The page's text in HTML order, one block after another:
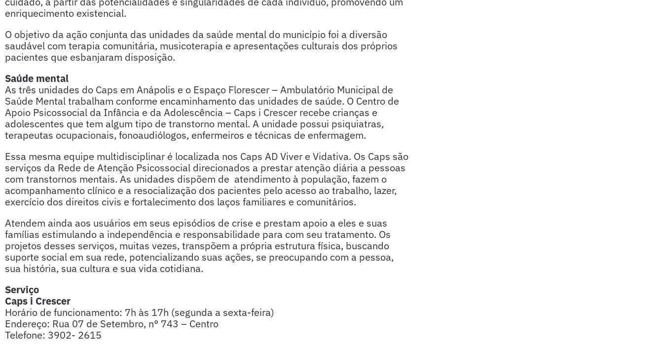
enriquecimento existencial.
O objetivo da ação conjunta das unidades da saúde mental do município foi a diversão
saudável com terapia comunitária, musicoterapia e apresentações culturais dos próprios
pacientes que esbanjaram disposição.
Saúde mental
As três unidades do Caps em Anápolis e o Espaço Florescer – Ambulatório Municipal de
Saúde Mental trabalham conforme encaminhamento das unidades de saúde. O Centro de
Apoio Psicossocial da Infância e da Adolescência – Caps i Crescer recebe crianças e
adolescentes que tem algum tipo de transtorno mental. A unidade possui psiquiatras,
terapeutas ocupacionais, fonoaudiólogos, enfermeiros e técnicas de enfermagem.
Essa mesma equipe multidisciplinar é localizada nos Caps AD Viver e Vidativa. Os Caps são
serviços da Rede de Atenção Psicossocial direcionados a prestar atenção diária a pessoas
com transtornos mentais. As unidades dispõem de atendimento à população, fazem o
acompanhamento clínico e a resocialização dos pacientes pelo acesso ao trabalho, lazer,
exercício dos direitos civis e fortalecimento dos laços familiares e comunitários.
Atendem ainda aos usuários em seus episódios de crise e prestam apoio a eles e suas
famílias estimulando a independência e responsabilidade para com seu tratamento. Os
projetos desses serviços, muitas vezes, transpõem a própria estrutura física, buscando
suporte social em sua rede, potencializando suas ações, se preocupando com a pessoa,
sua história, sua cultura e sua vida cotidiana.
Serviço
Caps i Crescer
Horário de funcionamento: 7h às 17h (segunda a sexta-feira)
Endereço: Rua 07 de Setembro, n° 743 – Centro
Telefone: 3902- 2615